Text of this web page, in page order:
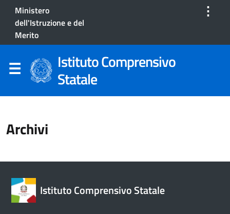
Ministero
dell'Istruzione e del
Merito
⋮
Istituto Comprensivo
Statale
Archivi
Istituto Comprensivo Statale